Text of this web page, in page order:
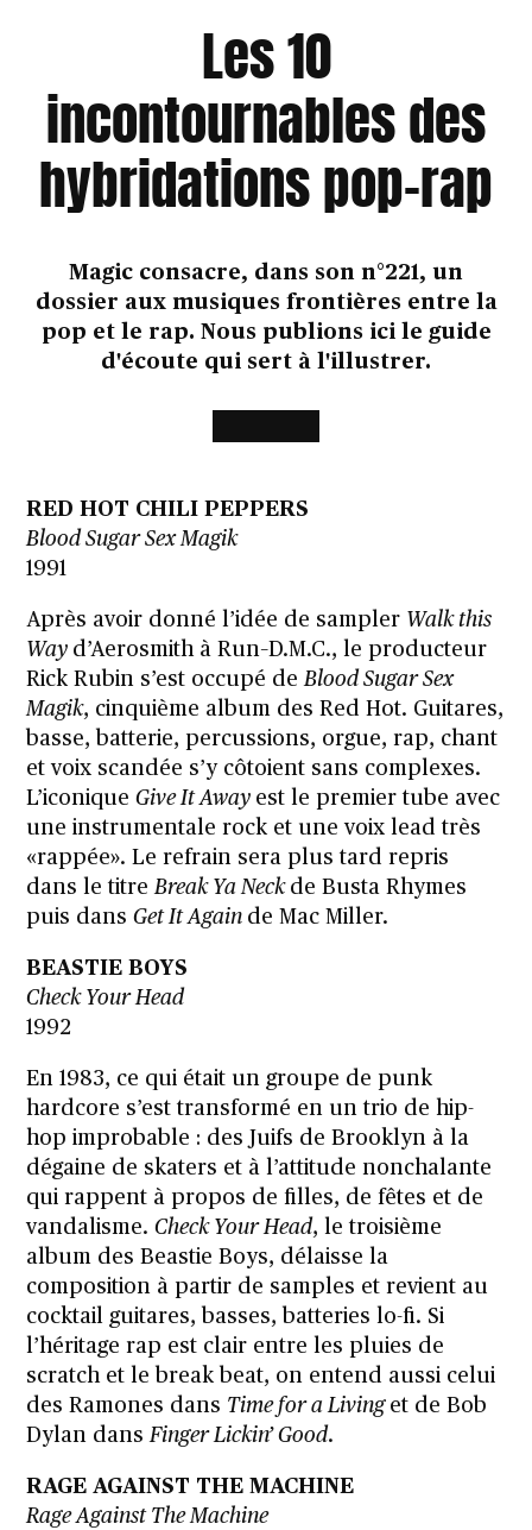
Les 10
incontournables des
hybridations pop-rap
Magic consacre, dans son n°221, un
dossier aux musiques frontières entre la
pop et le rap. Nous publions ici le guide
d'écoute qui sert à l'illustrer.
RED HOT CHILI PEPPERS
Blood Sugar Sex Magik
1991
Après avoir donné l’idée de sampler Walk this
Way d’Aerosmith à Run–D.M.C., le producteur
Rick Rubin s’est occupé deBlood Sugar Sex
Magik, cinquième album des Red Hot. Guitares,
basse, batterie, percussions, orgue, rap, chant
et voix scandée s’y côtoient sans complexes.
L’iconiqueGive It Away est le premier tube avec
une instrumentale rock et une voix lead très
«rappée». Le refrain sera plus tard repris
dans le titreBreak Ya Neck de Busta Rhymes
puis dansGet It Again de Mac Miller.
BEASTIE BOYS
Check Your Head
1992
En 1983, ce qui était un groupe de punk
hardcore s’est transformé en un trio de hip-
hop improbable : des Juifs de Brooklyn à la
dégaine de skaters et à l’attitude nonchalante
qui rappent à propos de filles, de fêtes et de
vandalisme.Check Your Head, le troisième
album des Beastie Boys, délaisse la
composition à partir de samples et revient au
cocktail guitares, basses, batteries lo-fi. Si
l’héritage rap est clair entre les pluies de
scratch et le break beat, on entend aussi celui
des Ramones dans Time for a Living et de Bob
Dylan dansFinger Lickin’ Good.
RAGE AGAINST THE MACHINE
Rage Against The Machine